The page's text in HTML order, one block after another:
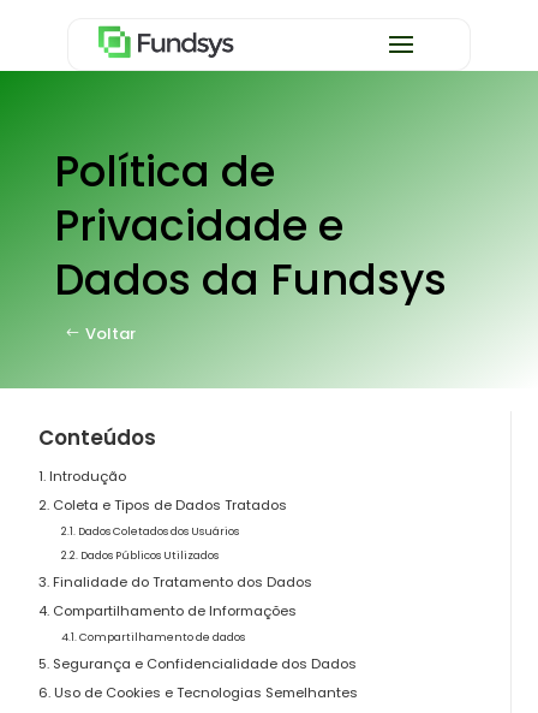
Política de
Privacidade e
Dados da Fundsys
Voltar
Conteúdos
1. Introdução
2. Coleta e Tipos de Dados Tratados
2.1. Dados Coletados dos Usuários
2.2. Dados Públicos Utilizados
3. Finalidade do Tratamento dos Dados
4. Compartilhamento de Informações
4.1. Compartilhamento de dados
5. Segurança e Confidencialidade dos Dados
6. Uso de Cookies e Tecnologias Semelhantes